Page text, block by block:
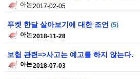
아논2017-02-05
푸켓 한달 살아보기에 대한 조언 (5)
아논2018-11-28
보험 관련=>사고는 예고를 하지 않는다.
아논2018-07-03